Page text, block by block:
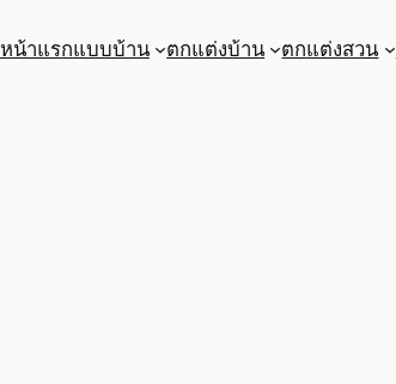
หน้าแรกแบบบ้าน ตกแต่งบ้าน ตกแต่งสวน